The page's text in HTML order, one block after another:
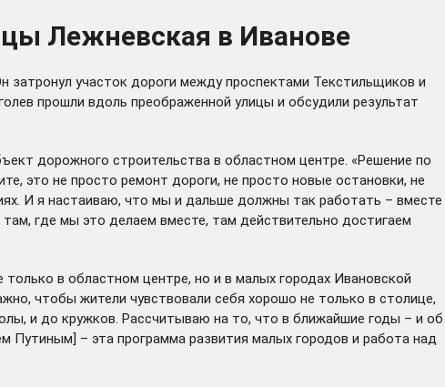
Лежневская в Иванове
затронул участок дороги между проспектами Текстильщиков и
прошли вдоль преображенной улицы и обсудили результат
дорожного строительства в областном центре. «Решение по
это не просто ремонт дороги, не просто новые остановки, не
И я настаиваю, что мы и дальше должны так работать – вместе
где мы это делаем вместе, там действительно достигаем
в областном центре, но и в малых городах Ивановской
чтобы жители чувствовали себя хорошо не только в столице,
и до кружков. Рассчитываю на то, что в ближайшие годы – и об
Путиным] – эта программа развития малых городов и работа над